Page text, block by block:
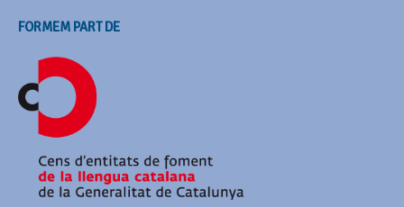
FORMEM PART DE